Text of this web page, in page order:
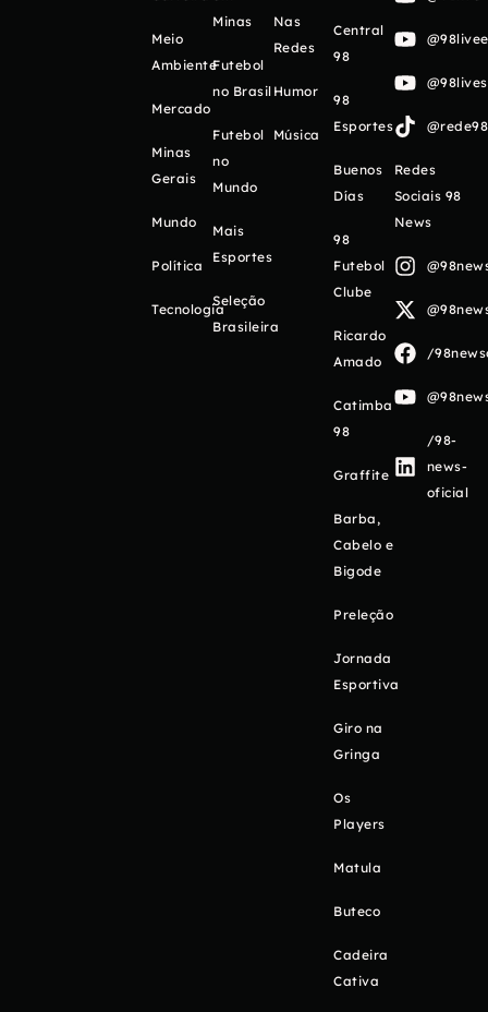
Meio
Ambiente
Mercado
Minas
Gerais
Mundo
Política
Tecnologia
Minas
Futebol
no Brasil
Futebol
no
Mundo
Mais
Esportes
Seleção
Brasileira
Nas
Redes
Humor
Música
Central
98
98
Esportes
Buenos
Días
98
Futebol
Clube
Ricardo
Amado
Catimba
98
Graffite
Barba,
Cabelo e
Bigode
Preleção
Jornada
Esportiva
Giro na
Gringa
Os
Players
Matula
Buteco
Cadeira
Cativa
Redes
Sociais 98
News
/
/98-
news-
oficial